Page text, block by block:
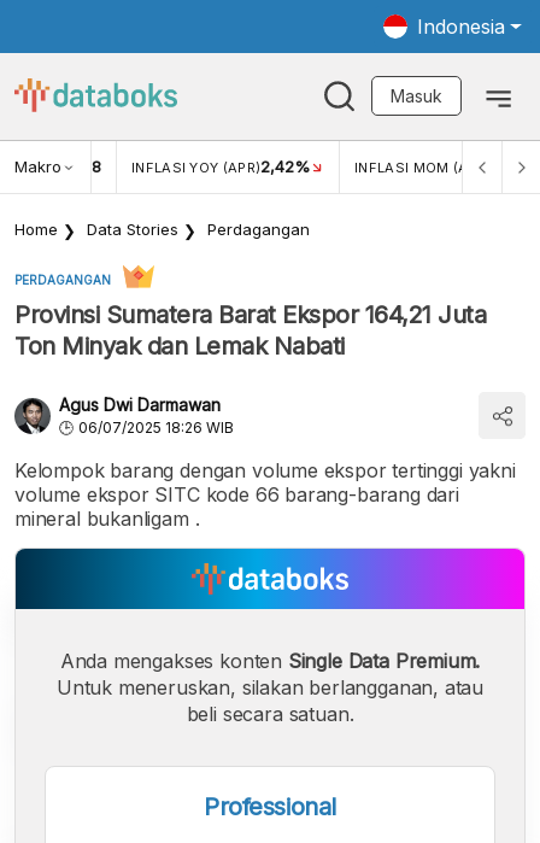
Indonesia
Masuk
Makro
USD/IDR 18 INFLASI YOY (APR)2,42% INFLASI MOM (APR) 0,13%
Home Data Stories Perdagangan
PERDAGANGAN
Provinsi Sumatera Barat Ekspor 164,21 Juta
Ton Minyak dan Lemak Nabati
Agus Dwi Darmawan
06/07/2025 18:26 WIB
Kelompok barang dengan volume ekspor tertinggi yakni
volume ekspor SITC kode 66 barang-barang dari
mineral bukanligam .
Anda mengakses konten Single Data Premium.
Untuk meneruskan, silakan berlangganan, atau
beli secara satuan.
Professional